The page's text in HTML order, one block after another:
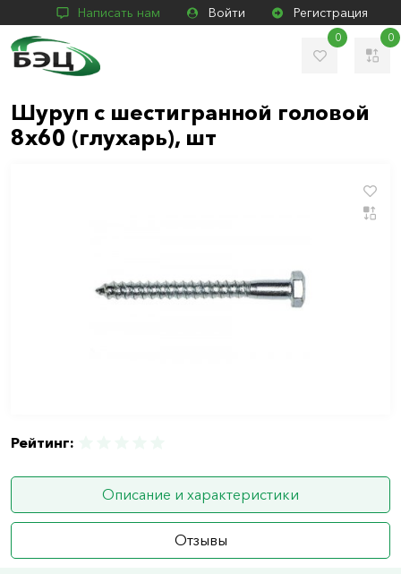
Написать нам Войти Регистрация
0 0
Шуруп с шестигранной головой
8х60 (глухарь), шт
Рейтинг:
Описание и характеристики
Отзывы